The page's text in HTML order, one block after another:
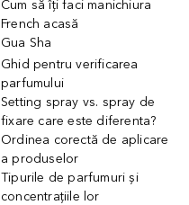
Cum să îți faci manichiura
French acasă
Gua Sha
Ghid pentru verificarea
parfumului
Setting spray vs. spray de
fixare care este diferenta?
Ordinea corectă de aplicare
a produselor
Tipurile de parfumuri și
concentrațiile lor